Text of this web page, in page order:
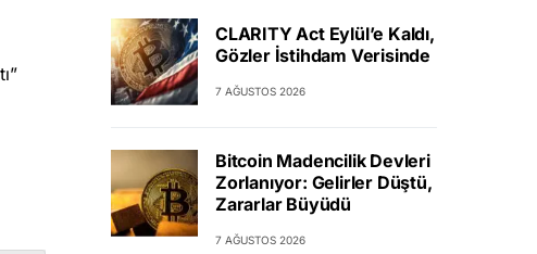
CLARITY Act Eylül’e Kaldı,
Gözler İstihdam Verisinde
7 AĞUSTOS 2026
Bitcoin Madencilik Devleri
Zorlanıyor: Gelirler Düştü,
Zararlar Büyüdü
7 AĞUSTOS 2026